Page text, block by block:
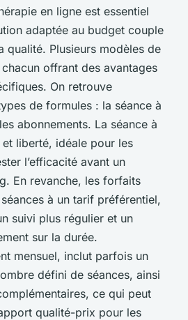
en ligne est essentiel
adaptée au budget couple
qualité. Plusieurs modèles de
offrant des avantages
On retrouve
de formules : la séance à
abonnements. La séance à
liberté, idéale pour les
l’efficacité avant un
En revanche, les forfaits
à un tarif préférentiel,
suivi plus régulier et un
sur la durée.
mensuel, inclut parfois un
défini de séances, ainsi
ce qui peut
qualité-prix pour les